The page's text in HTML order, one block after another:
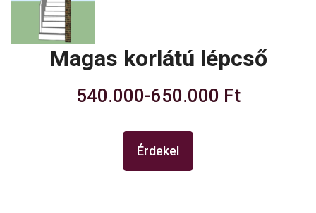
Magas korlátú lépcső
540.000-650.000 Ft
Érdekel